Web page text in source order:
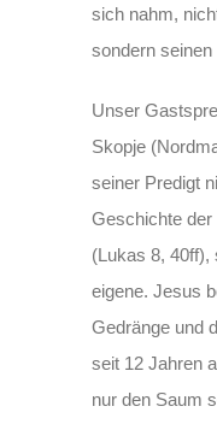
sich nahm,
sondern
Unser
Skopje
seiner Predigt
Geschichte
(Lukas 8, 40ff),
eigene. Jesus
Gedränge und
seit 12 Jahren
nur den Saum